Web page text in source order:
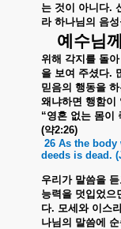
는 것이 아니다.
라 하나님의 음
예수님
위해 각지를 돌아
을 보여 주셨다.
믿음의 행동을
왜냐하면 행함이
“영혼 없는 몸이
(약2:26)
26 As the
deeds is dead.
우리가 말씀을
능력을 덧입었으
다. 모세와 이스
나님의 말씀에